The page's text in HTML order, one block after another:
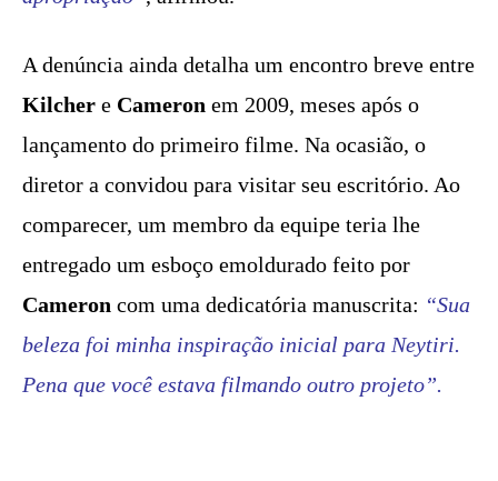
A denúncia ainda detalha um encontro breve entre
Kilcher e Cameron em 2009, meses após o
lançamento do primeiro filme. Na ocasião, o
diretor a convidou para visitar seu escritório. Ao
comparecer, um membro da equipe teria lhe
entregado um esboço emoldurado feito por
Cameron com uma dedicatória manuscrita: “Sua
beleza foi minha inspiração inicial para Neytiri.
Pena que você estava filmando outro projeto”.